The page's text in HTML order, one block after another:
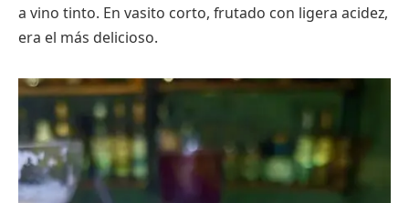
a vino tinto. En vasito corto, frutado con ligera acidez,
era el más delicioso.